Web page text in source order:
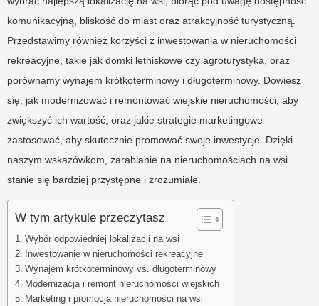
komunikacyjną, bliskość do miast oraz atrakcyjność turystyczną.
Przedstawimy również korzyści z inwestowania w nieruchomości
rekreacyjne, takie jak domki letniskowe czy agroturystyka, oraz
porównamy wynajem krótkoterminowy i długoterminowy. Dowiesz
się, jak modernizować i remontować wiejskie nieruchomości, aby
zwiększyć ich wartość, oraz jakie strategie marketingowe
zastosować, aby skutecznie promować swoje inwestycje. Dzięki
naszym wskazówkom, zarabianie na nieruchomościach na wsi
stanie się bardziej przystępne i zrozumiałe.
W tym artykule przeczytasz
Wybór odpowiedniej lokalizacji na wsi
Inwestowanie w nieruchomości rekreacyjne
Wynajem krótkoterminowy vs. długoterminowy
Modernizacja i remont nieruchomości wiejskich
Marketing i promocja nieruchomości na wsi